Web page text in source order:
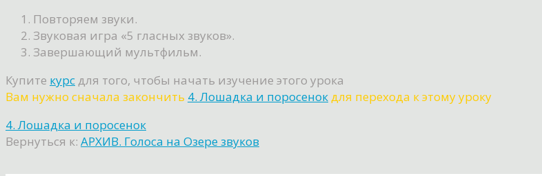
Повторяем звуки.
Звуковая игра «5 гласных звуков».
Завершающий мультфильм.
Купите курс для того, чтобы начать изучение этого урока
Вам нужно сначала закончить 4. Лошадка и поросенокдля перехода к этому уроку
4. Лошадка и поросенок
Вернуться к: АРХИВ. Голоса на Озере звуков